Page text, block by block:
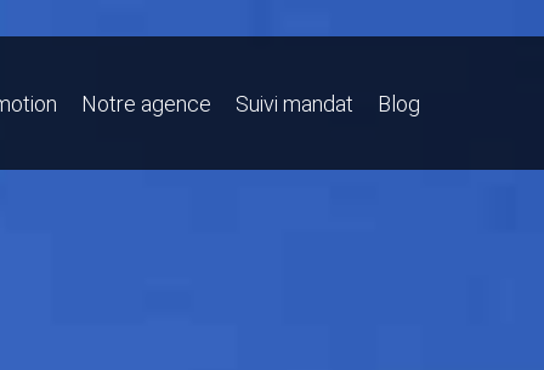
Notre agence Suivi mandat Blog